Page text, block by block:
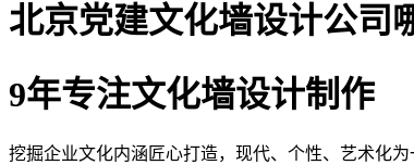
北京党建文化墙设计公司
9年专注文化墙设计制作
挖掘企业文化内涵匠心打造，现代、个性、艺术化